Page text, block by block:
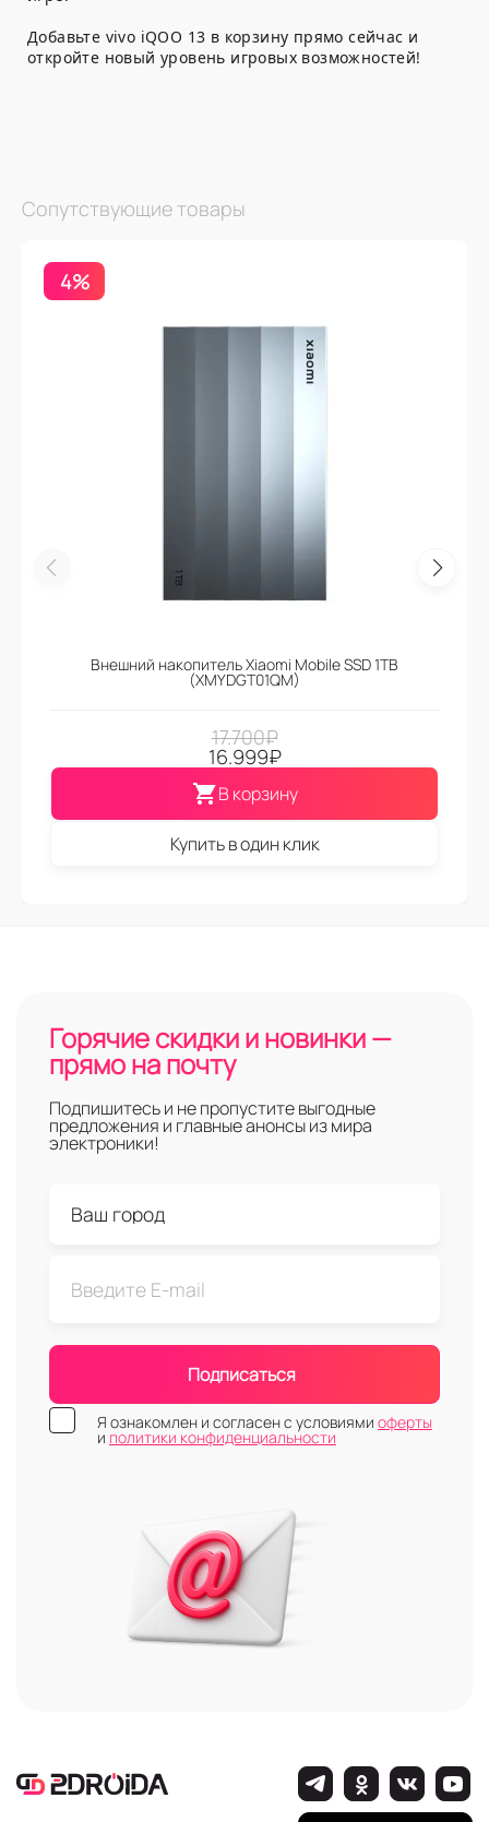
Добавьте vivo iQOO 13 в корзину прямо сейчас и
откройте новый уровень игровых возможностей!
Сопутствующие товары
4%
Внешний накопитель Xiaomi Mobile SSD 1TB
(XMYDGT01QM)
17.700₽
16.999₽
В корзину
Купить в один клик
Горячие скидки и новинки —
прямо на почту
Подпишитесь и не пропустите выгодные
предложения и главные анонсы из мира
электроники!
Подписаться
Я ознакомлен и согласен с условиями оферты
и политики конфиденциальности